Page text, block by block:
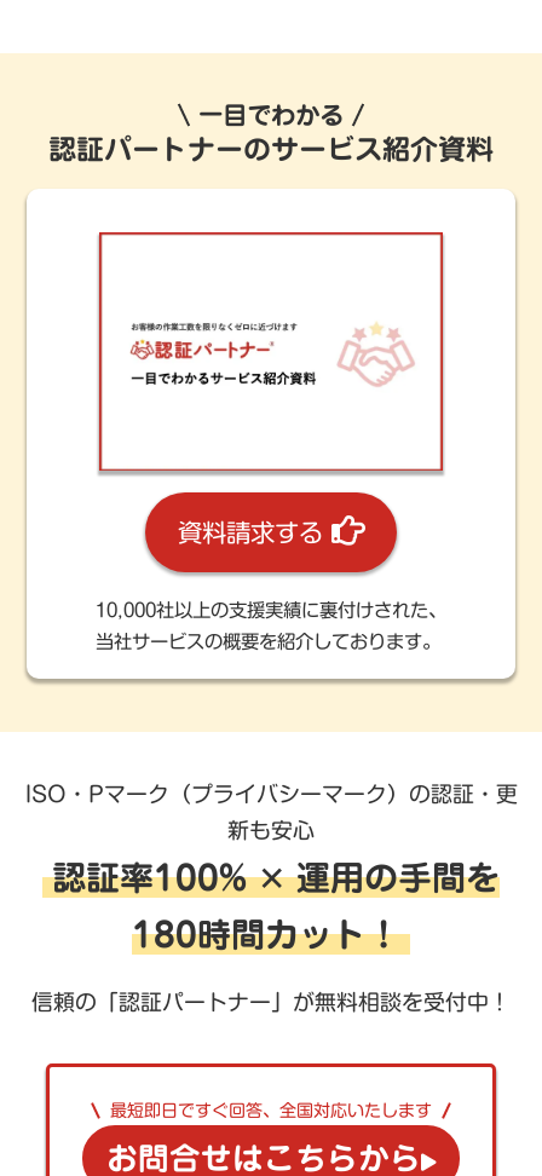
一目でわかる
認証パートナーのサービス紹介資料
資料請求する
10,000社以上の支援実績に裏付けされた、
当社サービスの概要を紹介しております。
ISO・Pマーク（プライバシーマーク）の認証・更
新も安心
認証率100% ✕ 運用の手間を
180時間カット！
信頼の「認証パートナー」が無料相談を受付中！
最短即日ですぐ回答、全国対応いたします
お問合せはこちらから